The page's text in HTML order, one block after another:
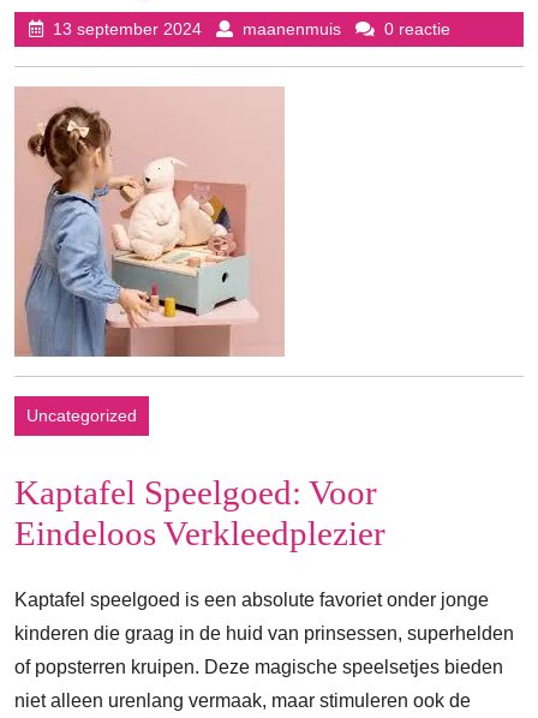
13 september 202413
september
maanenmuismaanenmuis
0 reactie
Uncategorized
Kaptafel Speelgoed: Voor
Eindeloos Verkleedplezier
Kaptafel speelgoed is een absolute favoriet onder jonge
kinderen die graag in de huid van prinsessen, superhelden
of popsterren kruipen. Deze magische speelsetjes bieden
niet alleen urenlang vermaak, maar stimuleren ook de